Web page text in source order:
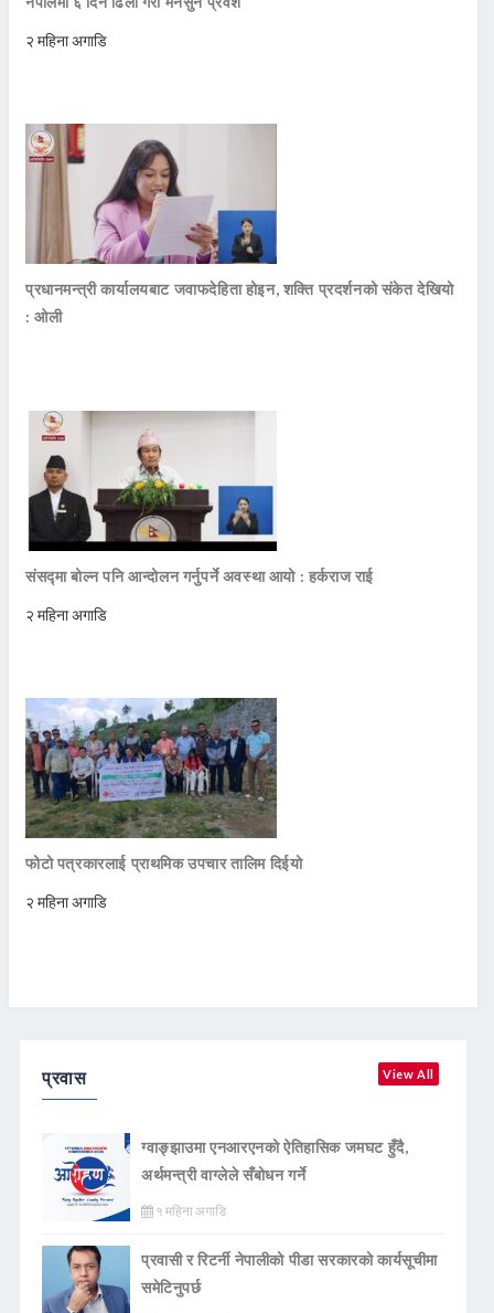
२ महिना अगाडि
प्रधानमन्त्री कार्यालयबाट जवाफदेहिता होइन, शक्ति प्रदर्शनको संकेत देखियो
: ओली
संसद्मा बोल्न पनि आन्दोलन गर्नुपर्ने अवस्था आयो : हर्कराज राई
२ महिना अगाडि
फोटो पत्रकारलाई प्राथमिक उपचार तालिम दिईयो
२ महिना अगाडि
प्रवास View All
ग्वाङ्झाउमा एनआरएनको ऐतिहासिक जमघट हुँदै,
अर्थमन्त्री वाग्लेले सँबोधन गर्ने
१ महिना अगाडि
प्रवासी र रिटर्नी नेपालीको पीडा सरकारको कार्यसूचीमा
समेटिनुपर्छ